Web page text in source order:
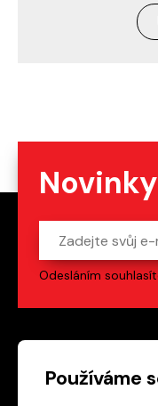
Používáme
Odesláním
Patička webu